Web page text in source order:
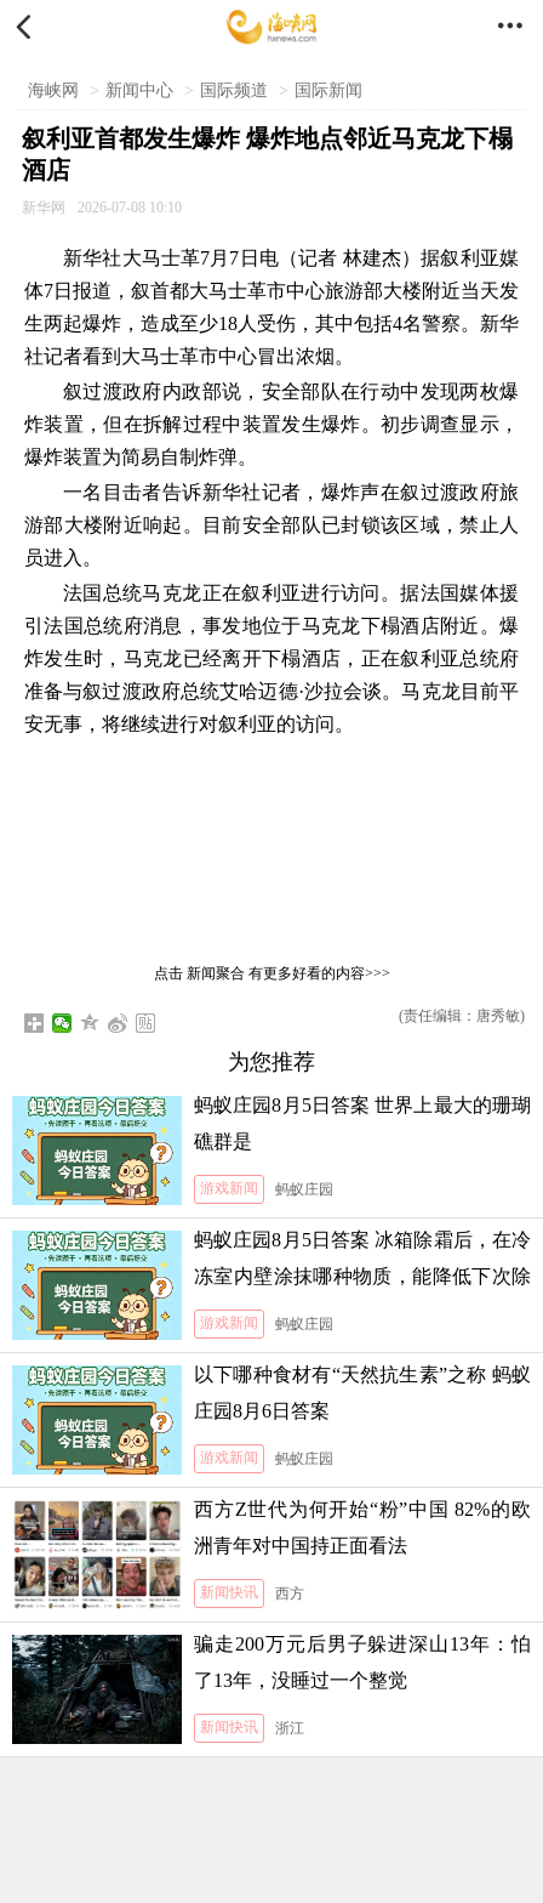
 
海峡网 > 新闻中心 > 国际频道 > 国际新闻
叙利亚首都发生爆炸 爆炸地点邻近马克龙下榻
酒店
新华网 2026-07-08 10:10
新华社大马士革7月7日电（记者 林建杰）据叙利亚媒
体7日报道，叙首都大马士革市中心旅游部大楼附近当天发
生两起爆炸，造成至少18人受伤，其中包括4名警察。新华
社记者看到大马士革市中心冒出浓烟。
叙过渡政府内政部说，安全部队在行动中发现两枚爆
炸装置，但在拆解过程中装置发生爆炸。初步调查显示，
爆炸装置为简易自制炸弹。
一名目击者告诉新华社记者，爆炸声在叙过渡政府旅
游部大楼附近响起。目前安全部队已封锁该区域，禁止人
员进入。
法国总统马克龙正在叙利亚进行访问。据法国媒体援
引法国总统府消息，事发地位于马克龙下榻酒店附近。爆
炸发生时，马克龙已经离开下榻酒店，正在叙利亚总统府
准备与叙过渡政府总统艾哈迈德·沙拉会谈。马克龙目前平
安无事，将继续进行对叙利亚的访问。
点击 新闻聚合有更多好看的内容>>>
(责任编辑：唐秀敏)
为您推荐
蚂蚁庄园8月5日答案 世界上最大的珊瑚
礁群是
游戏新闻 蚂蚁庄园
蚂蚁庄园8月5日答案 冰箱除霜后，在冷
冻室内壁涂抹哪种物质，能降低下次除
霜的难度
游戏新闻 蚂蚁庄园
以下哪种食材有“天然抗生素”之称 蚂蚁
庄园8月6日答案
游戏新闻 蚂蚁庄园
西方Z世代为何开始“粉”中国 82%的欧
洲青年对中国持正面看法
新闻快讯 西方
骗走200万元后男子躲进深山13年：怕
了13年，没睡过一个整觉
新闻快讯 浙江